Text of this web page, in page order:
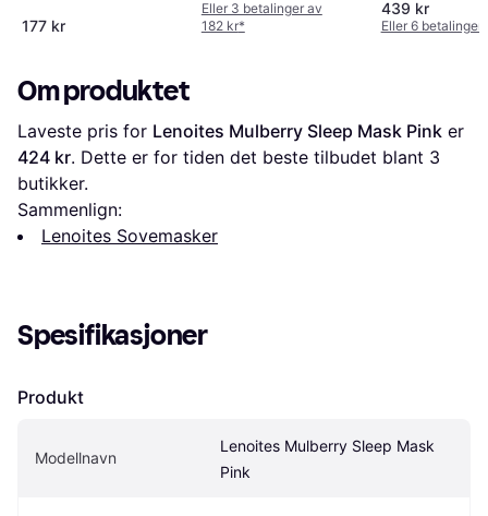
177 kr
Eller 3 betalinger av
182 kr*
439 kr
Eller 6 betalinger
Om produktet
Laveste pris for Lenoites Mulberry Sleep Mask Pink
424 kr. Dette er for tiden det beste tilbudet blant 3
butikker.
Sammenlign:
Lenoites Sovemasker
Spesifikasjoner
Produkt
Modellnavn
Lenoites Mulberry Sleep Mask
Pink